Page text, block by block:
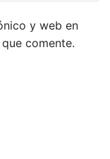
y web en
comente.